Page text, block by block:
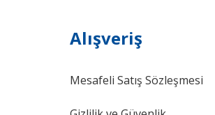
Alışveriş
Mesafeli Satış Sözleşmesi